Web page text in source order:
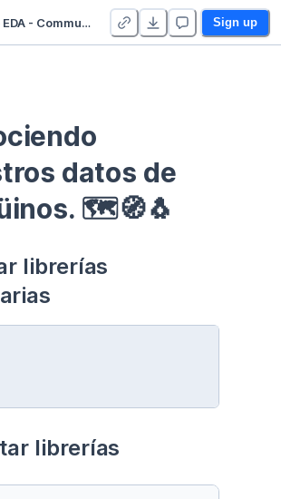
Curso EDA - Communication - Duplicate Sign up
datos de
🗺🧭🐧
librerías
librerías